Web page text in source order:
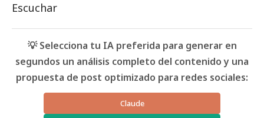
Escuchar
💡 Selecciona tu IA preferida para generar en
segundos un análisis completo del contenido y una
propuesta de post optimizado para redes sociales:
Claude